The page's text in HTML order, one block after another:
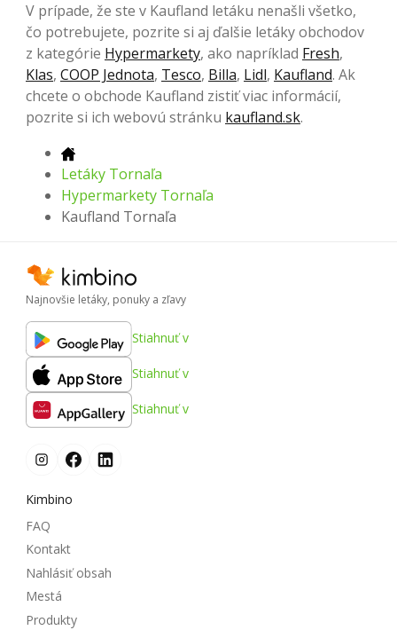
V prípade, že ste v Kaufland letáku nenašli všetko,
čo potrebujete, pozrite si aj ďalšie letáky obchodov
z kategórie Hypermarkety, ako napríklad Fresh,
Klas, COOP Jednota, Tesco, Billa, Lidl, Kaufland. Ak
chcete o obchode Kaufland zistiť viac informácií,
pozrite si ich webovú stránku kaufland.sk.
Letáky Tornaľa
Hypermarkety Tornaľa
Kaufland Tornaľa
Najnovšie letáky, ponuky a zľavy
Stiahnuť v
Stiahnuť v
Stiahnuť v
Kimbino
FAQ
Kontakt
Nahlásiť obsah
Mestá
Produkty